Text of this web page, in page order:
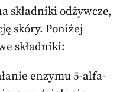
składniki odżywcze,
skóry. Poniżej
składniki:
enzymu 5-alfa-